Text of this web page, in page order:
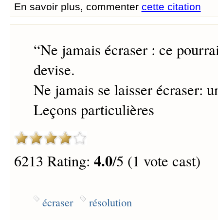
En savoir plus, commenter cette citation
“Ne jamais écraser : ce
devise.
Ne jamais se laisser écraser:
Leçons particulières
6213 Rating: 4.0/5 (1 vote cast)
écraser résolution